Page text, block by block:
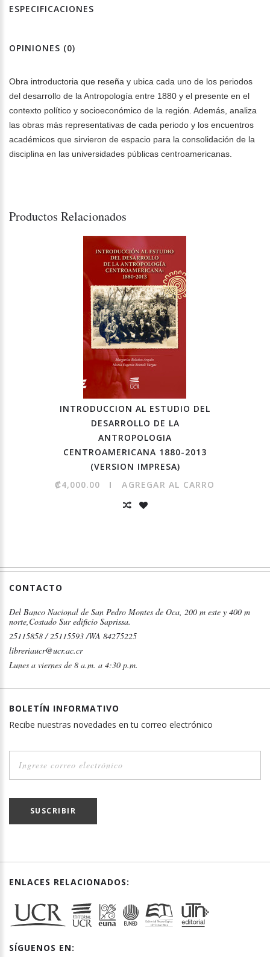
ESPECIFICACIONES
OPINIONES (0)
Obra introductoria que reseña y ubica cada uno de los periodos
del desarrollo de la Antropología entre 1880 y el presente en el
contexto político y socioeconómico de la región. Además, analiza
las obras más representativas de cada periodo y los encuentros
académicos que sirvieron de espacio para la consolidación de la
disciplina en las universidades públicas centroamericanas.
Productos Relacionados
INTRODUCCION AL ESTUDIO DEL
DESARROLLO DE LA
ANTROPOLOGIA
CENTROAMERICANA 1880-2013
(VERSION IMPRESA)
₡4,000.00
AGREGAR AL CARRO
CONTACTO
Del Banco Nacional de San Pedro Montes de Oca, 200 m este y 400 m
norte,Costado Sur edificio Saprissa.
25115858 / 25115593 /WA 84275225
libreriaucr@ucr.ac.cr
Lunes a viernes de 8 a.m. a 4:30 p.m.
BOLETÍN INFORMATIVO
Recibe nuestras novedades en tu correo electrónico
SUSCRIBIR
ENLACES RELACIONADOS:
SÍGUENOS EN: